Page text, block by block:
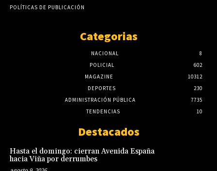
POLÍTICAS DE PUBLICACIÓN
Categorias
NACIONAL
8
POLICIAL
602
MAGAZINE
10312
DEPORTES
230
ADMINISTRACIÓN PÚBLICA
7735
TENDENCIAS
10
Destacados
Hasta el domingo: cierran Avenida España
hacia Viña por derrumbes